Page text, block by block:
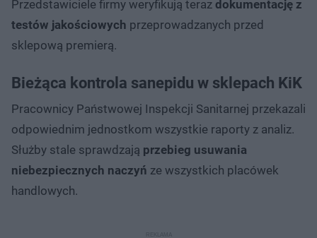
Przedstawiciele firmy weryfikują teraz dokumentację z
testów jakościowych przeprowadzanych przed
sklepową premierą.
Bieżąca kontrola sanepidu w sklepach KiK
Pracownicy Państwowej Inspekcji Sanitarnej przekazali
odpowiednim jednostkom wszystkie raporty z analiz.
Służby stale sprawdzają przebieg usuwania
niebezpiecznych naczyń ze wszystkich placówek
handlowych.